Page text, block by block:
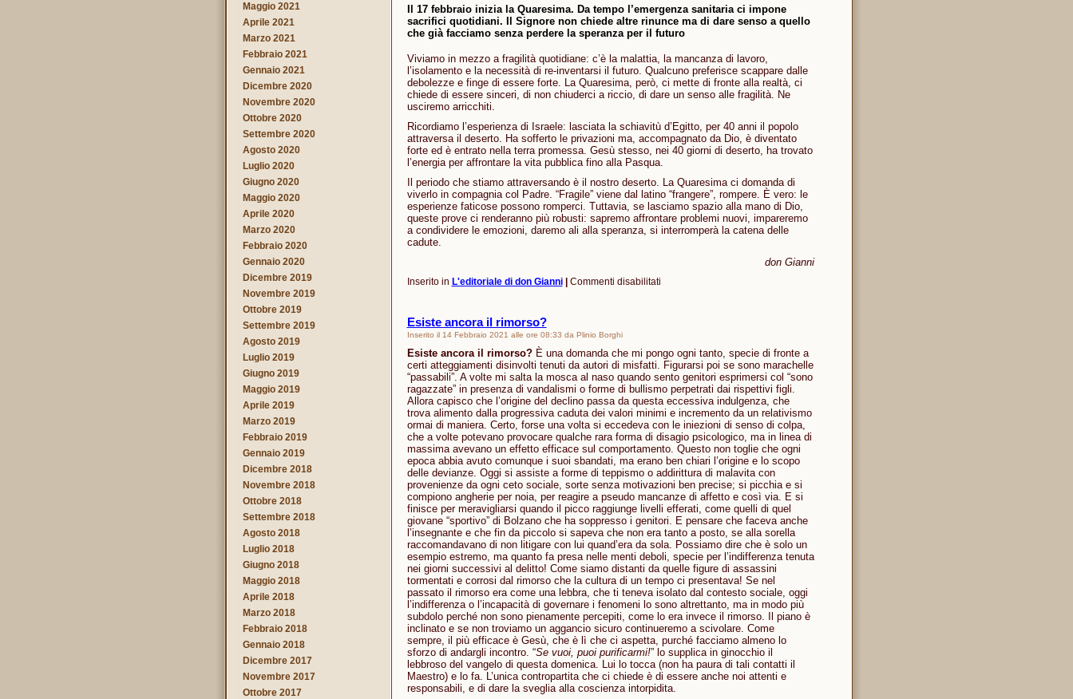
Il 17 febbraio inizia la Quaresima. Da tempo l’emergenza sanitaria ci impone
sacrifici quotidiani. Il Signore non chiede altre rinunce ma di dare senso a quello
che già facciamo senza perdere la speranza per il futuro
Viviamo in mezzo a fragilità quotidiane: c’è la malattia, la mancanza di lavoro,
l’isolamento e la necessità di re-inventarsi il futuro. Qualcuno preferisce scappare dalle
debolezze e finge di essere forte. La Quaresima, però, ci mette di fronte alla realtà, ci
chiede di essere sinceri, di non chiuderci a riccio, di dare un senso alle fragilità. Ne
usciremo arricchiti.
Ricordiamo l’esperienza di Israele: lasciata la schiavitù d’Egitto, per 40 anni il popolo
attraversa il deserto. Ha sofferto le privazioni ma, accompagnato da Dio, è diventato
forte ed è entrato nella terra promessa. Gesù stesso, nei 40 giorni di deserto, ha trovato
l’energia per affrontare la vita pubblica fino alla Pasqua.
Il periodo che stiamo attraversando è il nostro deserto. La Quaresima ci domanda di
viverlo in compagnia col Padre. “Fragile” viene dal latino “frangere”, rompere. È vero: le
esperienze faticose possono romperci. Tuttavia, se lasciamo spazio alla mano di Dio,
queste prove ci renderanno più robusti: sapremo affrontare problemi nuovi, impareremo
a condividere le emozioni, daremo ali alla speranza, si interromperà la catena delle
cadute.
don Gianni
Inserito in L'editoriale di don Gianni Commenti disabilitatisu
Esiste ancora il rimorso?
Inserito il 14 Febbraio 2021 alle ore 08:33 da Plinio Borghi
Esiste ancora il rimorso?È una domanda che mi pongo ogni tanto, specie di fronte a
certi atteggiamenti disinvolti tenuti da autori di misfatti. Figurarsi poi se sono marachelle
“passabili”. A volte mi salta la mosca al naso quando sento genitori esprimersi col “sono
ragazzate” in presenza di vandalismi o forme di bullismo perpetrati dai rispettivi figli.
Allora capisco che l’origine del declino passa da questa eccessiva indulgenza, che
trova alimento dalla progressiva caduta dei valori minimi e incremento da un relativismo
ormai di maniera. Certo, forse una volta si eccedeva con le iniezioni di senso di colpa,
che a volte potevano provocare qualche rara forma di disagio psicologico, ma in linea di
massima avevano un effetto efficace sul comportamento. Questo non toglie che ogni
epoca abbia avuto comunque i suoi sbandati, ma erano ben chiari l’origine e lo scopo
delle devianze. Oggi si assiste a forme di teppismo o addirittura di malavita con
provenienze da ogni ceto sociale, sorte senza motivazioni ben precise; si picchia e si
compiono angherie per noia, per reagire a pseudo mancanze di affetto e così via. E si
finisce per meravigliarsi quando il picco raggiunge livelli efferati, come quelli di quel
giovane “sportivo” di Bolzano che ha soppresso i genitori. E pensare che faceva anche
l’insegnante e che fin da piccolo si sapeva che non era tanto a posto, se alla sorella
raccomandavano di non litigare con lui quand’era da sola. Possiamo dire che è solo un
esempio estremo, ma quanto fa presa nelle menti deboli, specie per l’indifferenza tenuta
nei giorni successivi al delitto! Come siamo distanti da quelle figure di assassini
tormentati e corrosi dal rimorso che la cultura di un tempo ci presentava! Se nel
passato il rimorso era come una lebbra, che ti teneva isolato dal contesto sociale, oggi
l’indifferenza o l’incapacità di governare i fenomeni lo sono altrettanto, ma in modo più
subdolo perché non sono pienamente percepiti, come lo era invece il rimorso. Il piano è
inclinato e se non troviamo un aggancio sicuro continueremo a scivolare. Come
sempre, il più efficace è Gesù, che è lì che ci aspetta, purché facciamo almeno lo
sforzo di andargli incontro. “Se vuoi, puoi purificarmi!” lo supplica in ginocchio il
lebbroso del vangelo di questa domenica. Lui lo tocca (non ha paura di tali contatti il
Maestro) e lo fa. L’unica contropartita che ci chiede è di essere anche noi attenti e
responsabili, e di dare la sveglia alla coscienza intorpidita.
Maggio 2021
Aprile 2021
Marzo 2021
Febbraio 2021
Gennaio 2021
Dicembre 2020
Novembre 2020
Ottobre 2020
Settembre 2020
Agosto 2020
Luglio 2020
Giugno 2020
Maggio 2020
Aprile 2020
Marzo 2020
Febbraio 2020
Gennaio 2020
Dicembre 2019
Novembre 2019
Ottobre 2019
Settembre 2019
Agosto 2019
Luglio 2019
Giugno 2019
Maggio 2019
Aprile 2019
Marzo 2019
Febbraio 2019
Gennaio 2019
Dicembre 2018
Novembre 2018
Ottobre 2018
Settembre 2018
Agosto 2018
Luglio 2018
Giugno 2018
Maggio 2018
Aprile 2018
Marzo 2018
Febbraio 2018
Gennaio 2018
Dicembre 2017
Novembre 2017
Ottobre 2017